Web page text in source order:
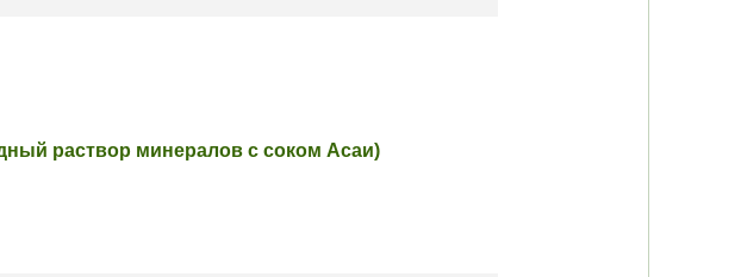
раствор минералов с соком Асаи)